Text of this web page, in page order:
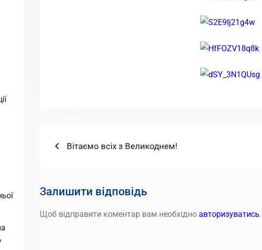
Навігація
Попередній
Вітаємо всіх з Великоднем!
Залишити відповідь
Щоб відправити коментар вам необхідно авторизуватись.